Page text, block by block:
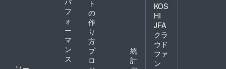
フ
ォ
ー
マ
ン
ス
ト
の
作
り
方
プ
ロ
統
計
KOS
HI
JFA
クラ
ウド
ファ
ン